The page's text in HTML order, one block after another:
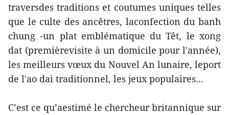
traversdes traditions et coutumes uniques telles
que le culte des ancêtres, laconfection du banh
chung -un plat emblématique du Têt, le xong
dat (premièrevisite à un domicile pour l'année),
les meilleurs vœux du Nouvel An lunaire, leport
de l'ao dai traditionnel, les jeux populaires...
C’est ce qu’aestimé le chercheur britannique sur